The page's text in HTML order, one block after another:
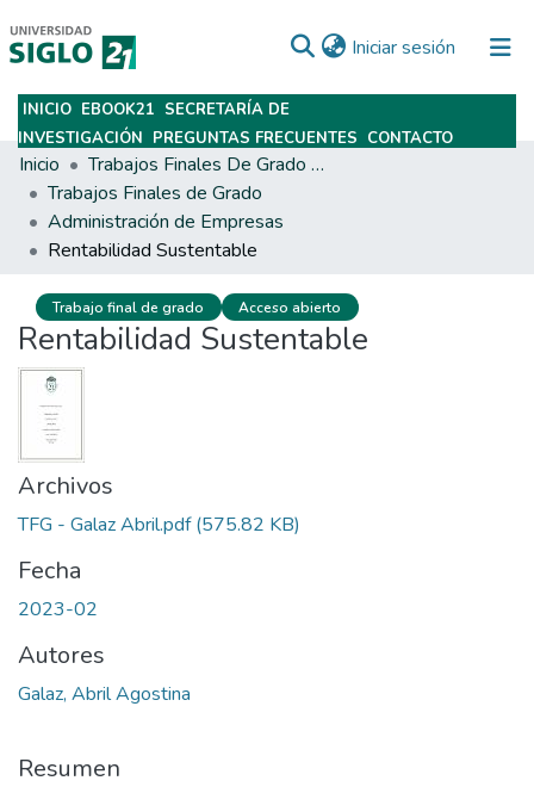
Iniciar sesión (current)
Subir
INICIO EBOOK21 SECRETARÍA DE
INVESTIGACIÓN PREGUNTAS FRECUENTES CONTACTO
Inicio
Trabajos Finales De Grado Y Posgrado
Trabajos Finales de Grado
Administración de Empresas
Rentabilidad Sustentable
Trabajo final de grado Acceso abierto
Rentabilidad Sustentable
Archivos
TFG - Galaz Abril.pdf(575.82 KB)
Fecha
2023-02
Autores
Galaz, Abril Agostina
Resumen